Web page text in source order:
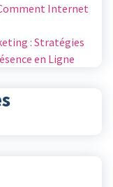
Internet
: Stratégies
en Ligne